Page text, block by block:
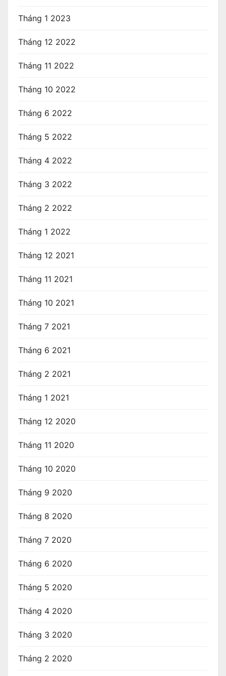
Tháng 1 2023
Tháng 12 2022
Tháng 11 2022
Tháng 10 2022
Tháng 6 2022
Tháng 5 2022
Tháng 4 2022
Tháng 3 2022
Tháng 2 2022
Tháng 1 2022
Tháng 12 2021
Tháng 11 2021
Tháng 10 2021
Tháng 7 2021
Tháng 6 2021
Tháng 2 2021
Tháng 1 2021
Tháng 12 2020
Tháng 11 2020
Tháng 10 2020
Tháng 9 2020
Tháng 8 2020
Tháng 7 2020
Tháng 6 2020
Tháng 5 2020
Tháng 4 2020
Tháng 3 2020
Tháng 2 2020